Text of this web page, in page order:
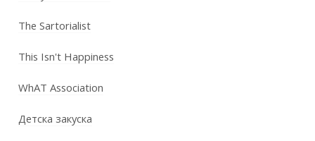
The Sartorialist
This Isn't Happiness
WhAT Association
Детска закуска